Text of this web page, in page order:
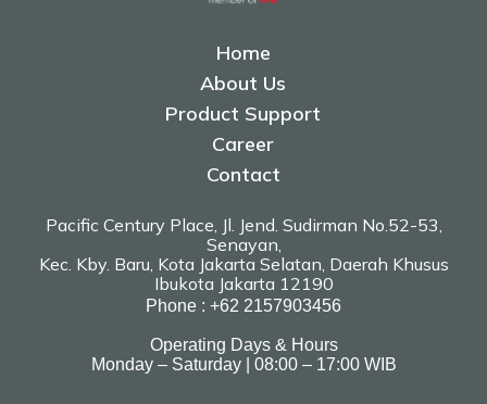
Home
About Us
Product Support
Career
Contact
Pacific Century Place, Jl. Jend. Sudirman No.52-53,
Senayan,
Kec. Kby. Baru, Kota Jakarta Selatan, Daerah Khusus
Ibukota Jakarta 12190
Phone : +62 2157903456
Operating Days & Hours
Monday – Saturday | 08:00 – 17:00 WIB